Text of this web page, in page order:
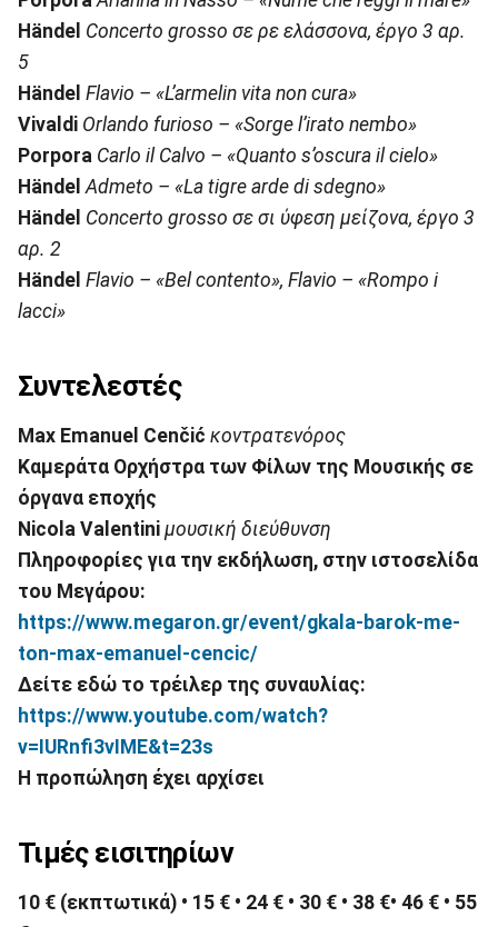
Händel Concerto grosso σε ρε ελάσσονα, έργο 3 αρ.
5
Händel Flavio – «L’armelin vita non cura»
Vivaldi Orlando furioso – «Sorge l’irato nembo»
Porpora Carlo il Calvo – «Quanto s’oscura il cielo»
Händel Admeto – «La tigre arde di sdegno»
Händel Concerto grosso σε σι ύφεση μείζονα, έργο 3
αρ. 2
Händel Flavio – «Bel contento», Flavio – «Rompo i
lacci»
Συντελεστές
Max Emanuel Cenčić κοντρατενόρος
Καμεράτα Ορχήστρα των Φίλων της Μουσικής σε
όργανα εποχής
Nicola Valentini μουσική διεύθυνση
Πληροφορίες για την εκδήλωση, στην ιστοσελίδα
του Μεγάρου:
https://www.megaron.gr/event/gkala-barok-me-
ton-max-emanuel-cencic/
Δείτε εδώ το τρέιλερ της συναυλίας:
https://www.youtube.com/watch?
v=IURnfi3vIME&t=23s
Η προπώληση έχει αρχίσει
Τιμές εισιτηρίων
10 € (εκπτωτικά) • 15 € • 24 € • 30 € • 38 €• 46 € • 55